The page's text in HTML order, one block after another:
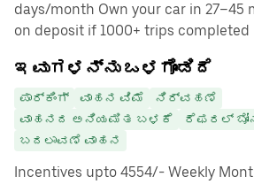
days/month Own your car in 27–45
on deposit if 1000+ trips completed
ಇವುಗಳನ್ನು ಒಳಗೊಂಡಿದೆ
ಪಾರ್ಕಿಂಗ್ ವಾಹನ ವಿಮೆ
ನಿರ್ವಹಣೆ
ವಾಹನದ ಅನಿಯಮಿತ ಬಳಕೆ
ರೆಫರಲ್
ಬದಲಾವಣೆ ವಾಹನ
Incentives upto 4554/- Weekly